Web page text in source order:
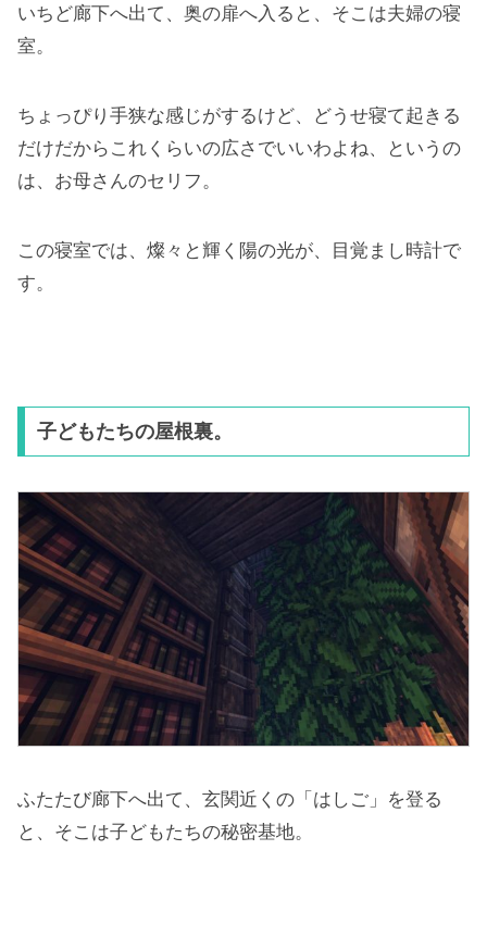
いちど廊下へ出て、奥の扉へ入ると、そこは夫婦の寝
室。
ちょっぴり手狭な感じがするけど、どうせ寝て起きる
だけだからこれくらいの広さでいいわよね、というの
は、お母さんのセリフ。
この寝室では、燦々と輝く陽の光が、目覚まし時計で
す。
子どもたちの屋根裏。
ふたたび廊下へ出て、玄関近くの「はしご」を登る
と、そこは子どもたちの秘密基地。